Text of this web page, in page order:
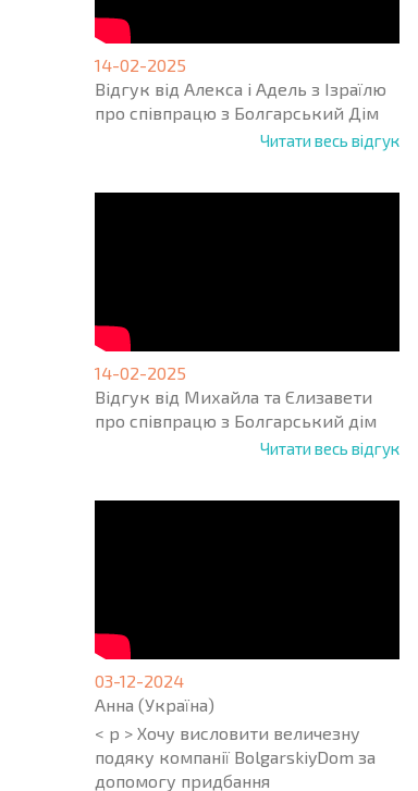
14-02-2025
Відгук від Алекса і Адель з Ізраїлю
про співпрацю з Болгарський Дім
Читати весь відгук
14-02-2025
Відгук від Михайла та Єлизавети
про співпрацю з Болгарський дім
Читати весь відгук
03-12-2024
Анна (Україна)
< p > Хочу висловити величезну
подяку компанії BolgarskiyDom за
допомогу придбання